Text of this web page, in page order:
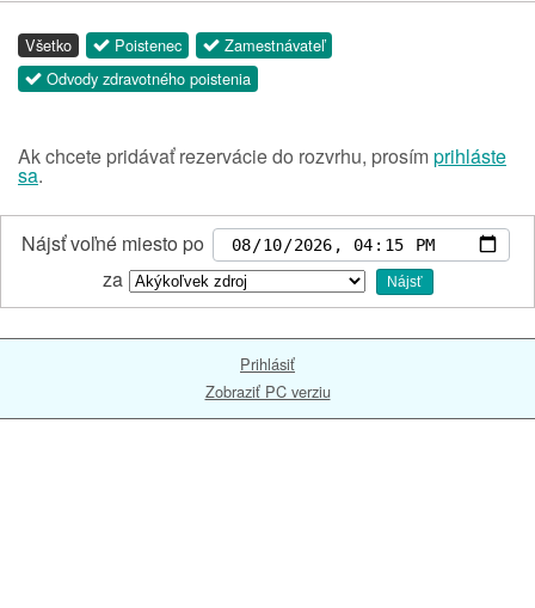
Všetko Poistenec
Zamestnávateľ
Odvody zdravotného poistenia
Ak chcete pridávať rezervácie do rozvrhu, prosímprihláste
sa.
Nájsť voľné miesto po
za
Nájsť
Prihlásiť
Zobraziť PC verziu